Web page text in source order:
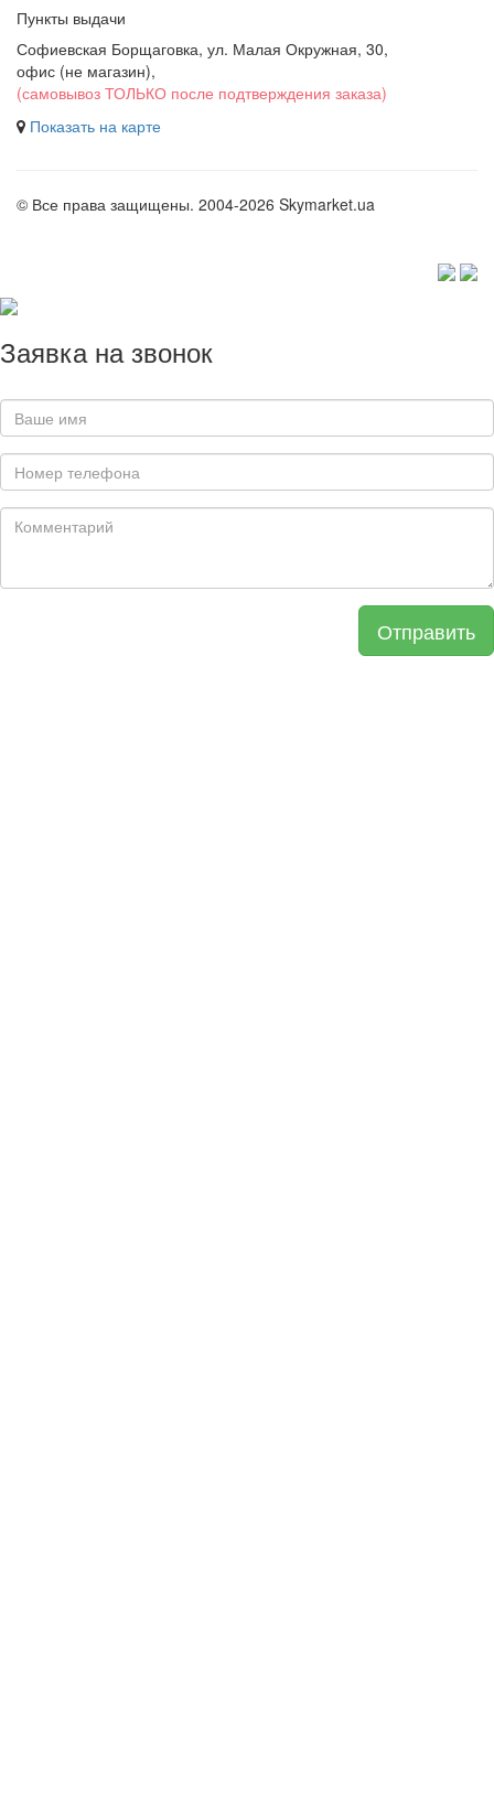
Пункты выдачи
Софиевская Борщаговка, ул. Малая Окружная, 30,
офис (не магазин),
(самовывоз ТОЛЬКО после подтверждения заказа)
Показать на карте
© Все права защищены. 2004-2026 Skymarket.ua
Заявка на звонок
Отправить